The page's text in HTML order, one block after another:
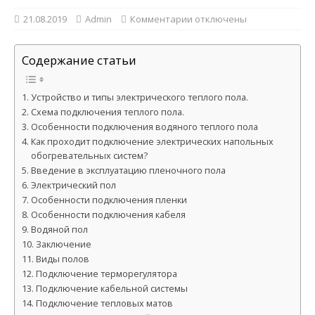
21.08.2019 Admin Комментарии отключены
Содержание статьи
Устройство и типы электрического теплого пола.
Схема подключения теплого пола.
Особенности подключения водяного теплого пола
Как проходит подключение электрических напольных
обогревательных систем?
Введение в эксплуатацию пленочного пола
Электрический пол
Особенности подключения пленки
Особенности подключения кабеля
Водяной пол
Заключение
Виды полов
Подключение терморегулятора
Подключение кабельной системы
Подключение тепловых матов